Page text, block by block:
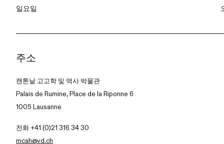
일요일
주소
캔톤날 고고학 및 역사 박물관
Palais de Rumine, Place de la Riponne 6
1005 Lausanne
전화 +41 (0)21 316 34 30
mcah@vd.ch